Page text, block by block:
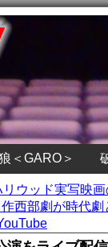
＜GARO＞
ウッド実写映
西部劇が時代